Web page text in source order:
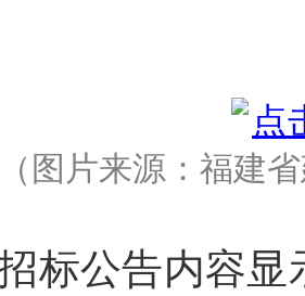
（ 图片来源：福建
标公告内容